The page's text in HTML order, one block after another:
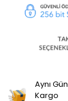
Aynı Gün
Kargo